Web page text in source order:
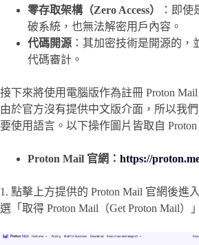
零存取架構（Zero Access）
：即
破系統，也無法解密用戶內容。
代碼開源 ：其加密技術是開源的，
代碼審計。
接下來將使用電腦版作為註冊 Proton Mail
由於官方沒有提供中文版介面，所以我
要使用語言。以下操作圖片皆取自 Proton
Proton Mail 官網： https://
1. 點擊上方提供的 Proton Mail 官網後進
選「取得 Proton Mail（Get Proton Mail）」